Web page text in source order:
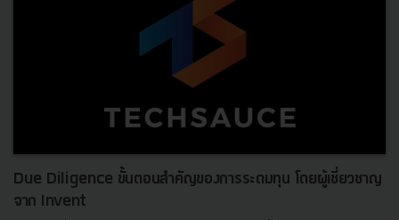
Due Diligence ขั้นตอนสำคัญของการระดมทุน โดยผู้เชี่ยวชาญ
จาก Invent